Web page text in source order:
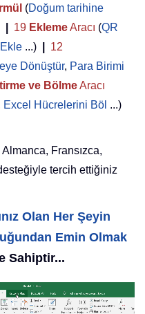
(Doğum tarihine
19 EklemeAracı (QR
...)
12
Dönüştür, Para Birimi
ve BölmeAracı
Excel Hücrelerini Böl ...)
Fransızca,
tercih ettiğiniz
Olan Her Şeyin
Emin Olmak
Sahiptir...